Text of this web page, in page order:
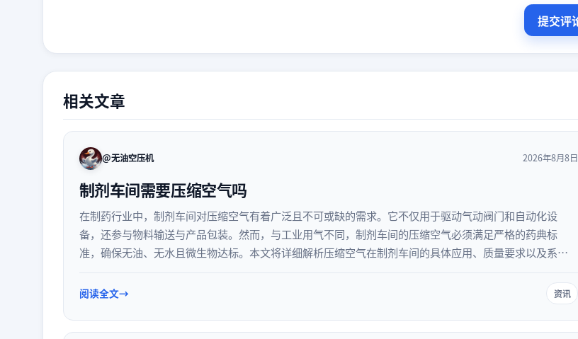
相关文章
@无油空压机 2026年8月8日
制剂车间需要压缩空气吗
在制药行业中，制剂车间对压缩空气有着广泛且不可或缺的需求。它不仅用于驱动气动阀门和自动化设
备，还参与物料输送与产品包装。然而，与工业用气不同，制剂车间的压缩空气必须满足严格的药典标
准，确保无油、无水且微生物达标。本文将详细解析压缩空气在制剂车间的具体应用、质量要求以及系统
阅读全文 资讯